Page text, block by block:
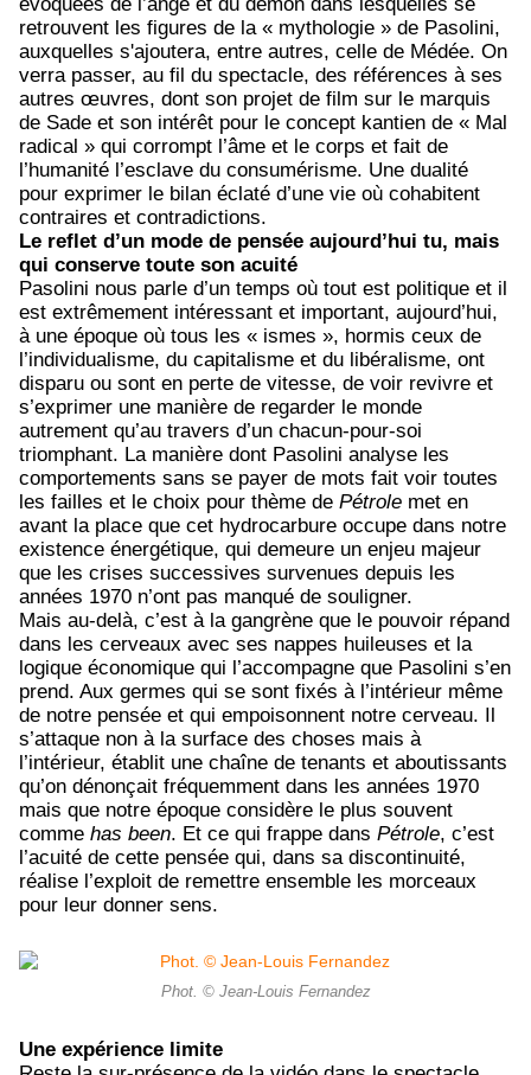
retrouvent les figures de la « mythologie » de Pasolini,
auxquelles s'ajoutera, entre autres, celle de Médée. On
verra passer, au fil du spectacle, des références à ses
autres œuvres, dont son projet de film sur le marquis
de Sade et son intérêt pour le concept kantien de « Mal
radical » qui corrompt l’âme et le corps et fait de
l’humanité l’esclave du consumérisme. Une dualité
pour exprimer le bilan éclaté d’une vie où cohabitent
contraires et contradictions.
Le reflet d’un mode de pensée aujourd’hui tu, mais
qui conserve toute son acuité
Pasolini nous parle d’un temps où tout est politique et il
est extrêmement intéressant et important, aujourd’hui,
à une époque où tous les « ismes », hormis ceux de
l’individualisme, du capitalisme et du libéralisme, ont
disparu ou sont en perte de vitesse, de voir revivre et
s’exprimer une manière de regarder le monde
autrement qu’au travers d’un chacun-pour-soi
triomphant. La manière dont Pasolini analyse les
comportements sans se payer de mots fait voir toutes
les failles et le choix pour thème de Pétrole met en
avant la place que cet hydrocarbure occupe dans notre
existence énergétique, qui demeure un enjeu majeur
que les crises successives survenues depuis les
années 1970 n’ont pas manqué de souligner.
Mais au-delà, c’est à la gangrène que le pouvoir répand
dans les cerveaux avec ses nappes huileuses et la
logique économique qui l’accompagne que Pasolini s’en
prend. Aux germes qui se sont fixés à l’intérieur même
de notre pensée et qui empoisonnent notre cerveau. Il
s’attaque non à la surface des choses mais à
l’intérieur, établit une chaîne de tenants et aboutissants
qu’on dénonçait fréquemment dans les années 1970
mais que notre époque considère le plus souvent
comme has been. Et ce qui frappe dans Pétrole, c’est
l’acuité de cette pensée qui, dans sa discontinuité,
réalise l’exploit de remettre ensemble les morceaux
pour leur donner sens.
Phot. © Jean-Louis Fernandez
Une expérience limite